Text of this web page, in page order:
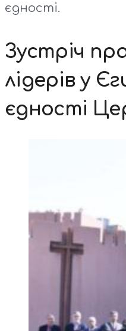
єдності.
Зустріч
лідерів у
єдності